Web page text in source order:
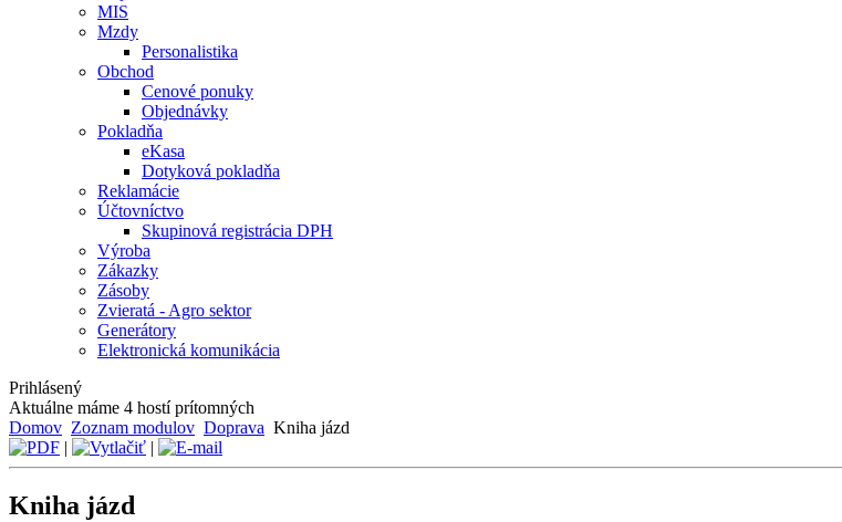
MIS
Mzdy
Personalistika
Obchod
Cenové ponuky
Objednávky
Pokladňa
eKasa
Dotyková pokladňa
Reklamácie
Účtovníctvo
Skupinová registrácia DPH
Výroba
Zákazky
Zásoby
Zvieratá - Agro sektor
Generátory
Elektronická komunikácia
Prihlásený
Aktuálne máme 4 hostí prítomných
Domov Zoznam modulov Doprava Kniha jázd
|
|
Kniha jázd